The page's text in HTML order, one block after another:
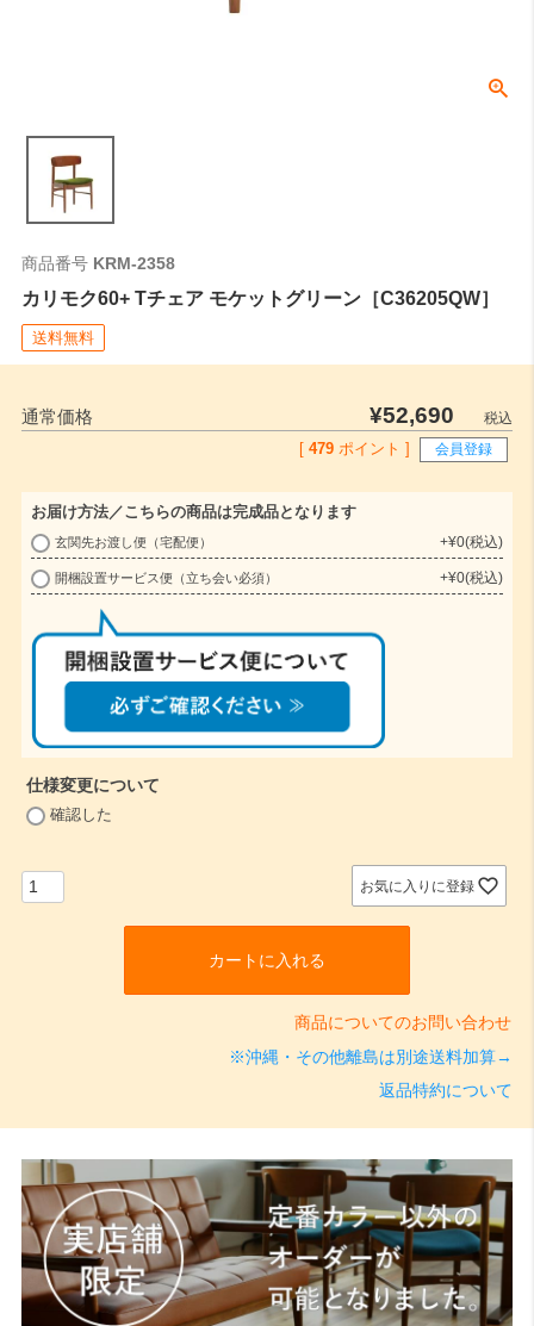
商品番号 KRM-2358
カリモク60+ Tチェア モケットグリーン［C36205QW］
送料無料
通常価格 ¥52,690
税込
479 ポイント ] 会員登録
お届け方法／こちらの商品は完成品となります
(
)
玄関先お渡し便（宅配便） +¥0 税込
開梱設置サービス便（立ち会い必須） +¥0 税込
仕様変更について
確認した
お気に入りに登録
カートに入れる
商品についてのお問い合わせ
※沖縄・その他離島は別途送料加算→
返品特約について